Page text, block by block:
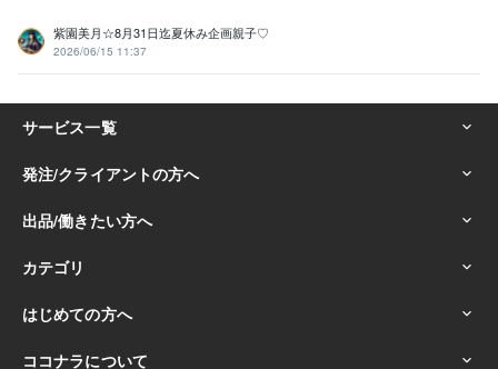
紫園美月☆8月31日迄夏休み企画親子♡
2026/06/15 11:37